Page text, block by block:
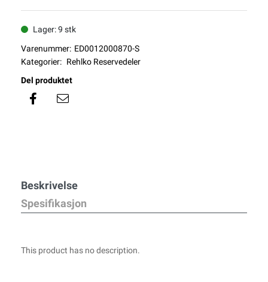
Lager: 9 stk
Varenummer: ED0012000870-S
Kategorier: Rehlko Reservedeler
Del produktet
Beskrivelse
Spesifikasjon
This product has no description.